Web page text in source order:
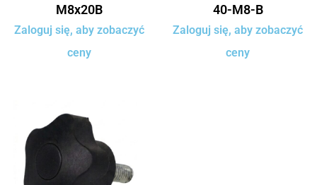
M8x20B
Zaloguj się, aby zobaczyć
ceny
40-M8-B
Zaloguj się, aby zobaczyć
ceny